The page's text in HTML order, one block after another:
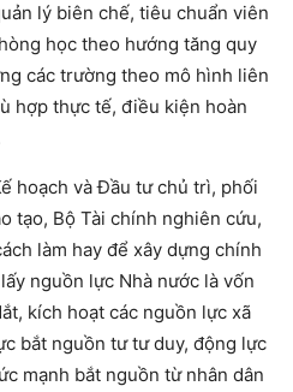
lý biên chế, tiêu chuẩn viên
học theo hướng tăng quy
các trường theo mô hình liên
hợp thực tế, điều kiện hoàn
hoạch và Đầu tư chủ trì, phối
tạo, Bộ Tài chính nghiên cứu,
làm hay để xây dựng chính
nguồn lực Nhà nước là vốn
kích hoạt các nguồn lực xã
bắt nguồn tư tư duy, động lực
mạnh bắt nguồn từ nhân dân